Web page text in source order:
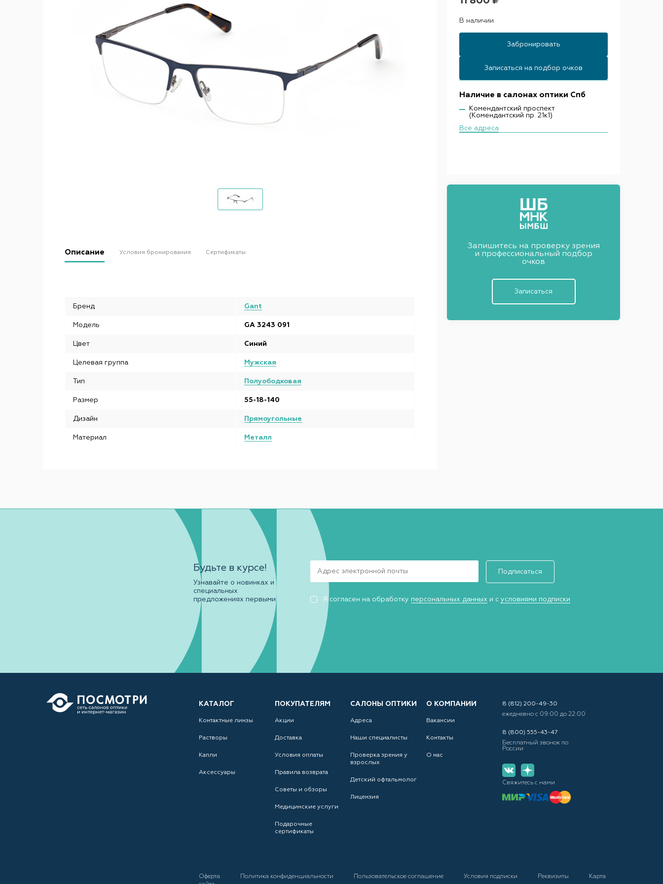
Описание Условия бронирования Сертификаты
Бренд Gant
Модель GA 3243 091
Цвет Синий
Целевая группа Мужская
Тип Полуободковая
Размер 55-18-140
Дизайн Прямоугольные
Материал Металл
В наличии
Забронировать
Записаться на подбор очков
Наличие в салонах оптики Спб
Комендантский проспект
(Комендантский пр. 21к1)
Все адреса
Запишитесь на проверку зрения
и профессиональный подбор
очков
Записаться
Будьте в курсе!
Узнавайте о новинках и
специальных
предложениях первыми
Подписаться
Я согласен на обработку персональных данных и с условиями подписки
КАТАЛОГ
Контактные линзы
Растворы
Капли
Аксессуары
ПОКУПАТЕЛЯМ
Акции
Доставка
Условия оплаты
Правила возврата
Советы и обзоры
Медицинские услуги
Подарочные
сертификаты
САЛОНЫ ОПТИКИ
Адреса
Наши специалисты
Проверка зрения у
взрослых
Детский офтальмолог
Лицензия
О КОМПАНИИ
Вакансии
Контакты
О нас
8 (812) 200-49-30
ежедневно с 09:00 до 22:00
8 (800) 555-43-47
Бесплатный звонок по
России
Свяжитесь с нами
Оферта Политика конфиденциальности Пользовательское соглашение Условия подписки Реквизиты
Карта